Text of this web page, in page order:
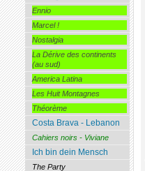
Ennio
Marcel !
Nostalgia
La Dérive des continents
(au sud)
America Latina
Les Huit Montagnes
Théorème
Costa Brava - Lebanon
Cahiers noirs - Viviane
Ich bin dein Mensch
The Party